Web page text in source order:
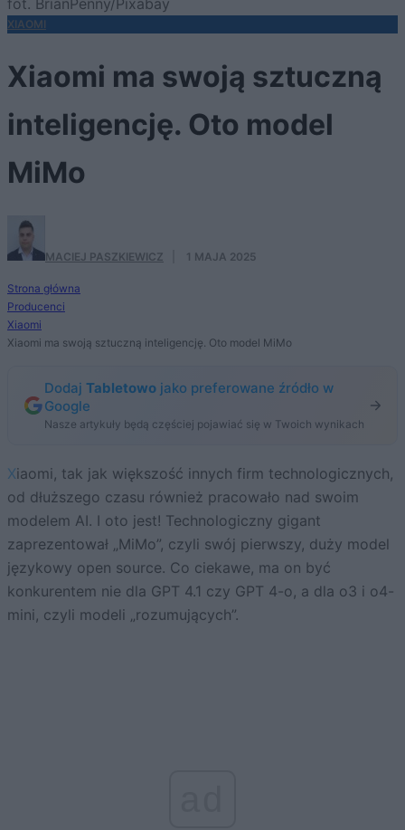
XIAOMI
Xiaomi ma swoją sztuczną
inteligencję. Oto model
MiMo
MACIEJ PASZKIEWICZ 1 MAJA 2025
Strona główna
Producenci
Xiaomi
Xiaomi ma swoją sztuczną inteligencję. Oto model MiMo
Dodaj Tabletowo jako preferowane źródło w
Google
Nasze artykuły będą częściej pojawiać się w Twoich wynikach
Xiaomi, tak jak większość innych firm technologicznych,
od dłuższego czasu również pracowało nad swoim
modelem AI. I oto jest! Technologiczny gigant
zaprezentował „MiMo”, czyli swój pierwszy, duży model
językowy open source. Co ciekawe, ma on być
konkurentem nie dla GPT 4.1 czy GPT 4-o, a dla o3 i o4-
mini, czyli modeli „rozumujących”.